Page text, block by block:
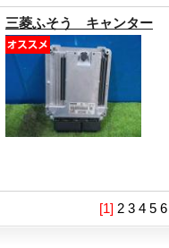
三菱ふそう キャンター
[1] 2 3 4 5 6